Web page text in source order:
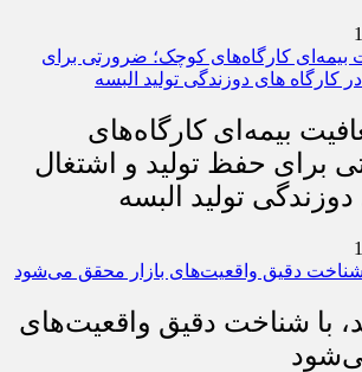
بیمه‌ای کارگاه‌های
برای حفظ تولید و اشتغال
تولید البسه
با شناخت دقیق واقعیت‌های